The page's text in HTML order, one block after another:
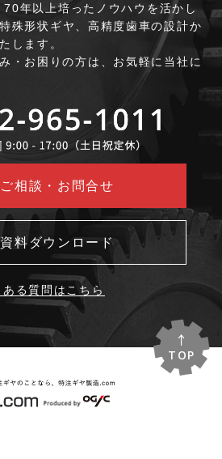
年以上培ったノウハウを活かし
殊形状ギヤ、高精度歯車の設計か
します。
・お困りの方は、お気軽に当社に
ご相談・お問合せ
資料ダウンロード
ある質問はこちら
TOP